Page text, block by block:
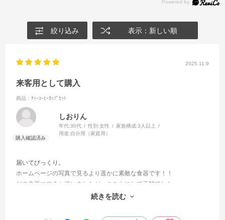
絞り込み 表示：新しい順
2025.11.9
来客用として購入
商品：ﾃｨｰｺｰﾋｰｶｯﾌﾟｾｯﾄ
しおりん
年代:30代 性別:女性 家族構成:3人以上
用途:自分用（家庭用）
届いてびっくり。
ホームページの写真で見るより遥かに素敵な食器です！！
どの食器にするか迷いましたが、こちらにして正解でした。
とってもお上品な雰囲気です。続きを読む